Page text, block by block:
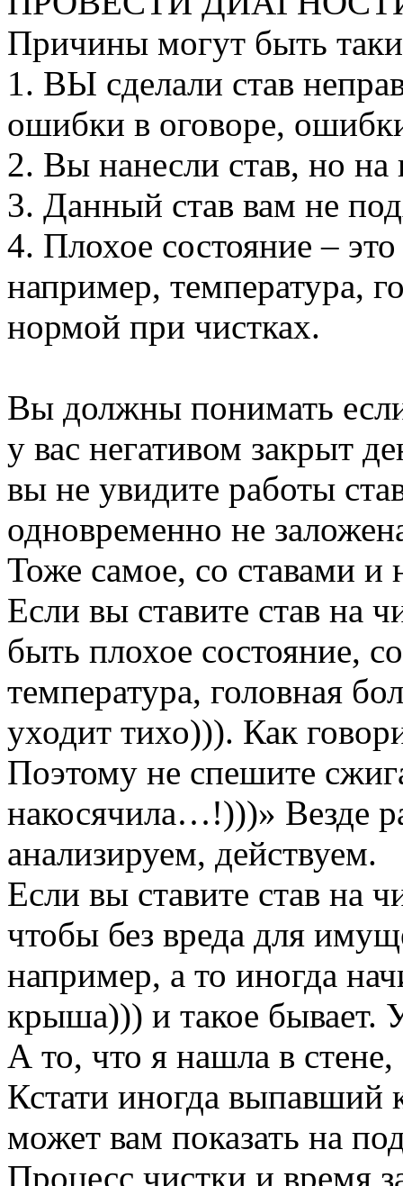
Причины могут быть
1. ВЫ сделали став
ошибки в оговоре,
2. Вы нанесли став, но на
3. Данный став вам не
4. Плохое состояние –
например, температура,
нормой при чистках.
Вы должны понимать
у вас негативом закрыт
вы не увидите работы
одновременно не
Тоже самое, со ставами
Если вы ставите став на
быть плохое состояние,
температура, головная
уходит тихо))). Как
Поэтому не спешите
накосячила…!)))» Везде
анализируем, действуем.
Если вы ставите став на
чтобы без вреда для
например, а то иногда
крыша))) и такое бывает.
А то, что я нашла в
Кстати иногда выпавший
может вам показать на
Процесс чистки и время